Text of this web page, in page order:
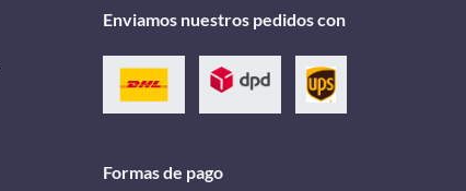
Enviamos nuestros pedidos con
Formas de pago